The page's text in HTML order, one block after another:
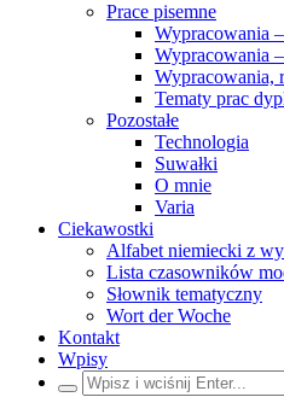
Prace pisemne
Wypracowania
Wypracowania
Wypracowania,
Tematy prac
Pozostałe
Technologia
Suwałki
O mnie
Varia
Ciekawostki
Alfabet niemiecki z
Lista czasowników
Słownik tematyczny
Wort der Woche
Kontakt
Wpisy